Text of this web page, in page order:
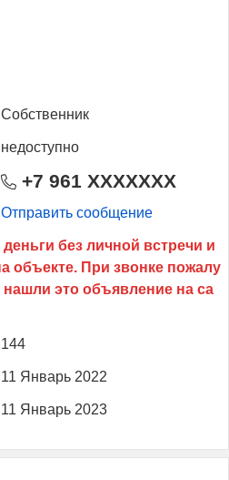
Собственник
недоступно
+7 961 XXXXXXX
Отправить сообщение
144
11 Январь 2022
11 Январь 2023